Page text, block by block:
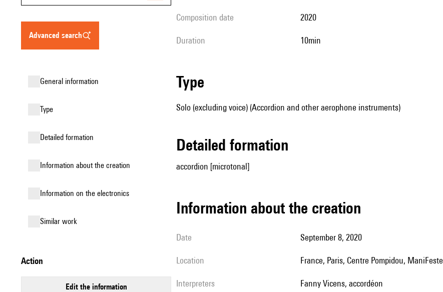
advanced search
general information
type
detailed formation
information about the creation
Information on the electronics
similar work
action
edit the information
composition date 2020
duration 10min
type
Solo (excluding voice) (Accordion and other aerophone instruments)
detailed formation
accordion [microtonal]
information about the creation
date September 8, 2020
location France, Paris, Centre Pompidou, ManiFeste
interpreters Fanny Vicens, accordéon